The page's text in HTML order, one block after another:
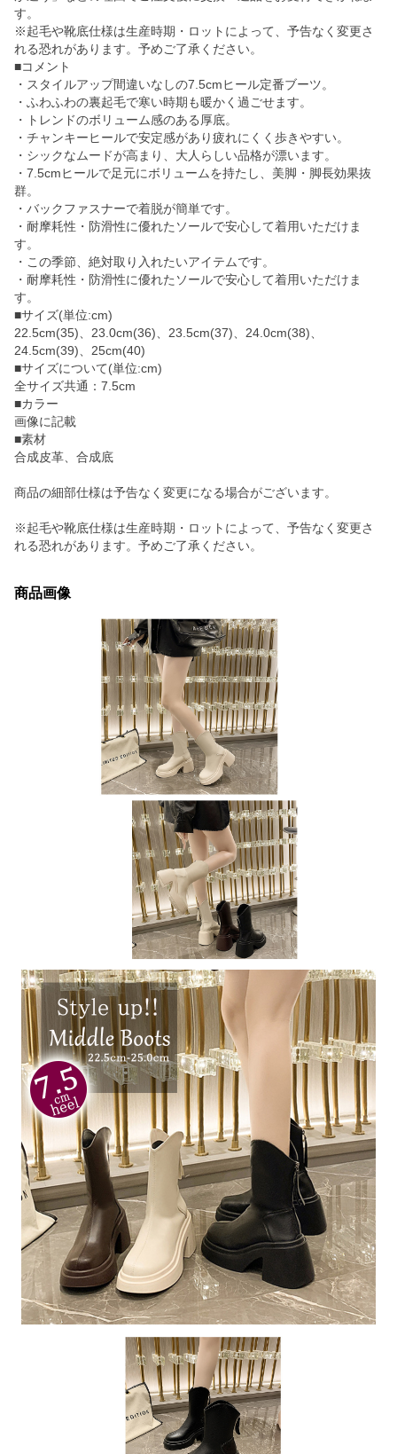
す。
※起毛や靴底仕様は生産時期・ロットによって、予告なく変更さ
れる恐れがあります。予めご了承ください。
■コメント
・スタイルアップ間違いなしの7.5cmヒール定番ブーツ。
・ふわふわの裏起毛で寒い時期も暖かく過ごせます。
・トレンドのボリューム感のある厚底。
・チャンキーヒールで安定感があり疲れにくく歩きやすい。
・シックなムードが高まり、大人らしい品格が漂います。
・7.5cmヒールで足元にボリュームを持たし、美脚・脚長効果抜
群。
・バックファスナーで着脱が簡単です。
・耐摩耗性・防滑性に優れたソールで安心して着用いただけま
す。
・この季節、絶対取り入れたいアイテムです。
・耐摩耗性・防滑性に優れたソールで安心して着用いただけま
す。
■サイズ(単位:cm)
22.5cm(35)、23.0cm(36)、23.5cm(37)、24.0cm(38)、
24.5cm(39)、25cm(40)
■サイズについて(単位:cm)
全サイズ共通：7.5cm
■カラー
画像に記載
■素材
合成皮革、合成底
商品の細部仕様は予告なく変更になる場合がございます。
※起毛や靴底仕様は生産時期・ロットによって、予告なく変更さ
れる恐れがあります。予めご了承ください。
商品画像